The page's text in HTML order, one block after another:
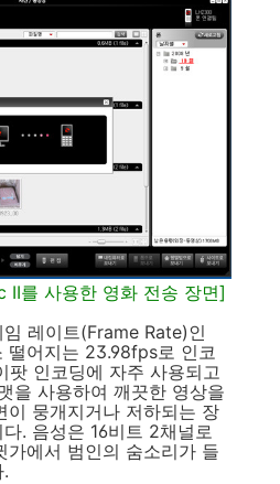
II를 사용한 영화 전송 장면]
레이트(Frame Rate)인
떨어지는 23.98fps로 인코
팟 인코딩에 자주 사용되고
을 사용하여 깨끗한 영상을
이 뭉개지거나 저하되는 장
. 음성은 16비트 2채널로
가에서 범인의 숨소리가 들